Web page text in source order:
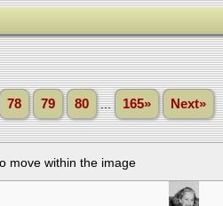
78 79 80 ... 165» Next»